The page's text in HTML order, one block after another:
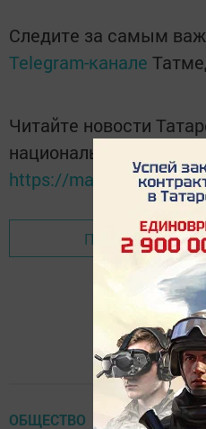
Следите за самым
Telegram-канале
Читайте новости
национальном
https://max.ru/tatmedia
Перейти на
ОБЩЕСТВО